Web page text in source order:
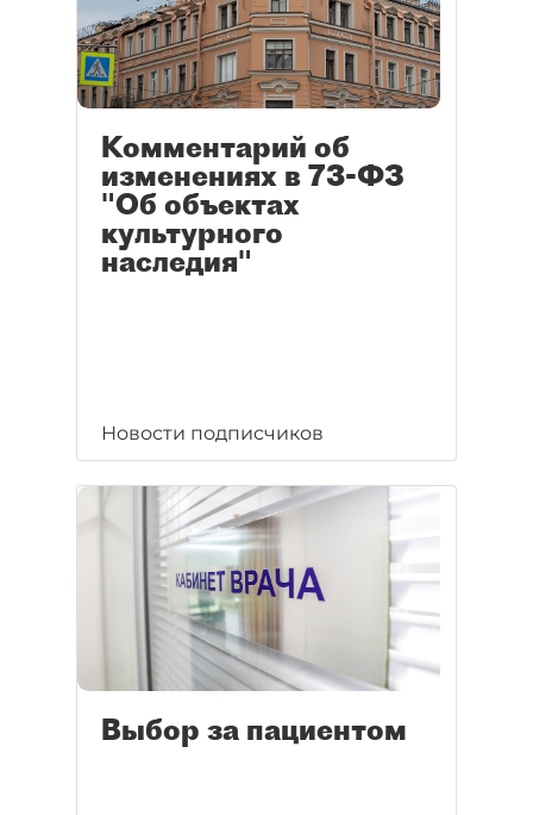
Комментарий об
изменениях в 73-ФЗ
"Об объектах
культурного
наследия"
Новости подписчиков
Выбор за пациентом